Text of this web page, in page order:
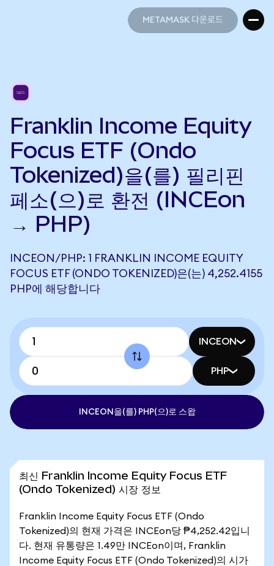
METAMASK 다운로드
Franklin Income Equity
Focus ETF (Ondo
Tokenized)을(를) 필리핀
페소(으)로 환전 (INCEon
→ PHP)
INCEON/PHP: 1 FRANKLIN INCOME EQUITY
FOCUS ETF (ONDO TOKENIZED)은(는) 4,252.4155
PHP에 해당합니다
INCEON
PHP
INCEON을(를) PHP(으)로 스왑
최신 Franklin Income Equity Focus ETF
(Ondo Tokenized) 시장 정보
Franklin Income Equity Focus ETF (Ondo
Tokenized)의 현재 가격은 INCEon당 ₱4,252.42입니
다. 현재 유통량은 1.49만 INCEon이며, Franklin
Income Equity Focus ETF (Ondo Tokenized)의 시가